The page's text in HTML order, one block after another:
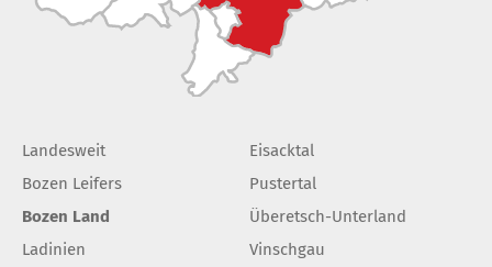
Landesweit
Bozen Leifers
Bozen Land
Ladinien
Eisacktal
Pustertal
Überetsch-Unterland
Vinschgau